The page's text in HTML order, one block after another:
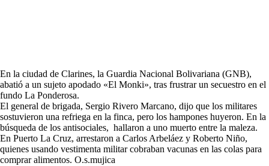
En la ciudad de Clarines, la Guardia Nacional Bolivariana (GNB),
abatió a un sujeto apodado «El Monki», tras frustrar un secuestro en el
fundo La Ponderosa.
El general de brigada, Sergio Rivero Marcano, dijo que los militares
sostuvieron una refriega en la finca, pero los hampones huyeron. En la
búsqueda de los antisociales, hallaron a uno muerto entre la maleza.
En Puerto La Cruz, arrestaron a Carlos Arbeláez y Roberto Niño,
quienes usando vestimenta militar cobraban vacunas en las colas para
comprar alimentos. O.s.mujica